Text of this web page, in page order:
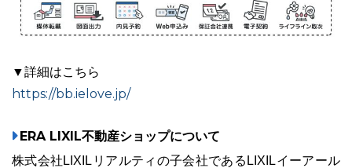
▼詳細はこちら
https://bb.ielove.jp/
ERA LIXIL不動産ショップについて
株式会社LIXILリアルティの子会社であるLIXILイーアール